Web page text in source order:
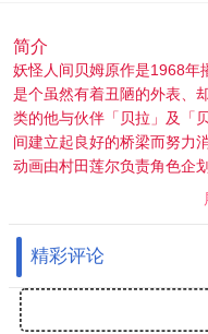
简介
妖怪人间贝姆原作是1968年
是个虽然有着丑陋的外表、
类的他与伙伴「贝拉」及「
间建立起良好的桥梁而努力
动画由村田莲尔负责角色企
贝姆、M・A・O 饰演贝拉
精彩评论